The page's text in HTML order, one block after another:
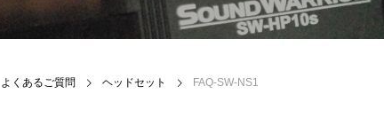
特集＆コラム 特集＆
よくあるご質問 ヘッドセット FAQ-SW-NS1